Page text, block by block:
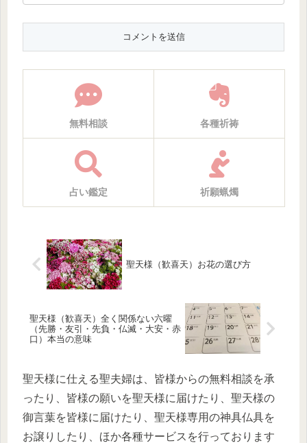
無料相談 各種祈祷
占い鑑定 祈願蝋燭
聖天様（歓喜天）お花の選び方
聖天様（歓喜天）全く関係ない六曜
（先勝・友引・先負・仏滅・大安・赤
口）本当の意味
聖天様に仕える聖夫婦は、皆様からの無料相談を承
ったり、皆様の願いを聖天様に届けたり、聖天様の
御言葉を皆様に届けたり、聖天様専用の神具仏具を
お譲りしたり、ほか各種サービスを行っております